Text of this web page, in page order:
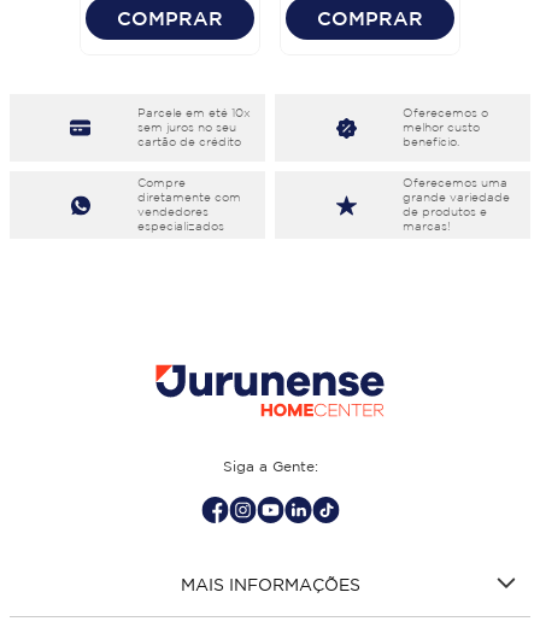
COMPRAR COMPRAR
Parcele em eté 10x
sem juros no seu
cartão de crédito
Oferecemos o
melhor custo
benefício.
Compre
diretamente com
vendedores
especializados
Oferecemos uma
grande variedade
de produtos e
marcas!
Siga a Gente:
MAIS INFORMAÇÕES